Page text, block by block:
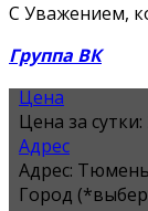
С Уважением,
Группа ВК
Цена
Цена за сутки:
Адрес
Адрес:
Город